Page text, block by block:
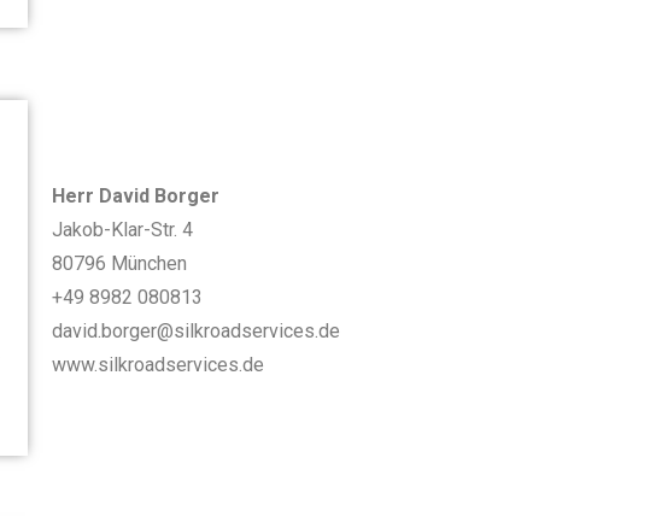
Herr David Borger
Jakob-Klar-Str. 4
80796 München
+49 8982 080813
david.borger@silkroadservices.de
www.silkroadservices.de